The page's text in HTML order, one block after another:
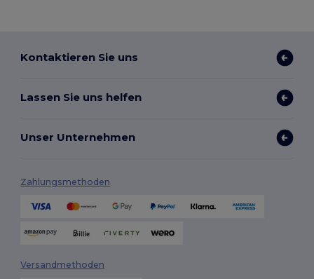
Kontaktieren Sie uns
Lassen Sie uns helfen
Unser Unternehmen
Zahlungsmethoden
Versandmethoden